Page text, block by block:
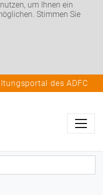
um Ihnen ein
Stimmen Sie
des ADFC